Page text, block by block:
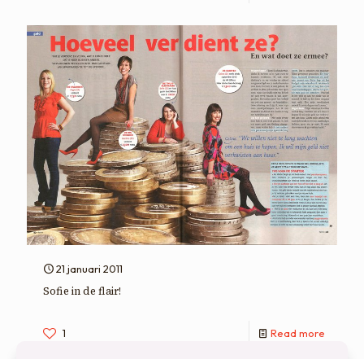
21 januari 2011
Sofie in de flair!
1 Read more